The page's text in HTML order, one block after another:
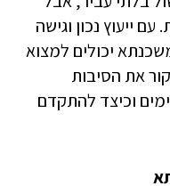
ייעוץ נכון וגישה
יכולים למצוא
את הסיבות
וכיצד להתקדם